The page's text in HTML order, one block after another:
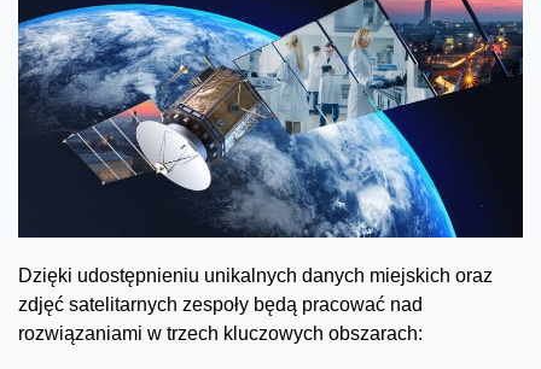
Dzięki udostępnieniu unikalnych danych miejskich oraz
zdjęć satelitarnych zespoły będą pracować nad
rozwiązaniami w trzech kluczowych obszarach: